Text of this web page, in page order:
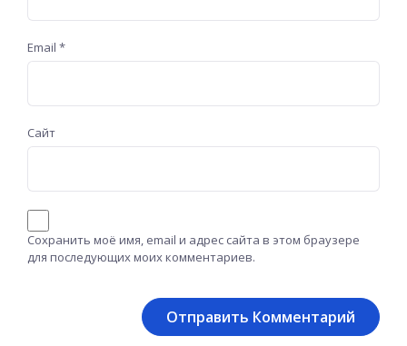
Email *
Сайт
Сохранить моё имя, email и адрес сайта в этом браузере
для последующих моих комментариев.